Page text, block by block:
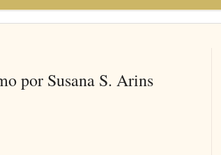
por Susana S. Arins